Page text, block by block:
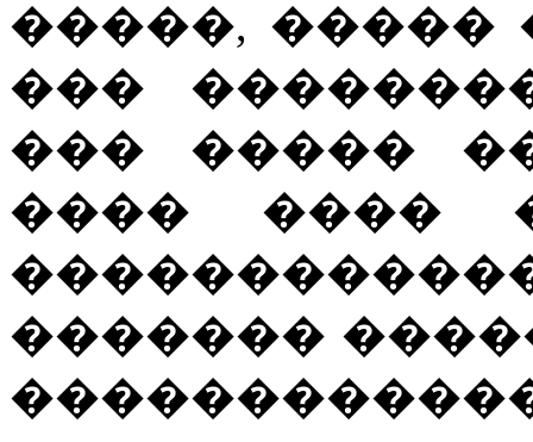
�����, �����
���
��� �����
���� ����
�������